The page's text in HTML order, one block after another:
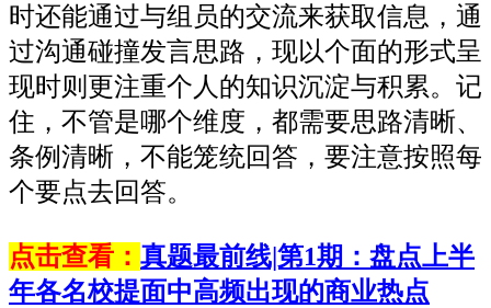
时还能通过与组员的交流来获取信息，通
过沟通碰撞发言思路，现以个面的形式呈
现时则更注重个人的知识沉淀与积累。记
住，不管是哪个维度，都需要思路清晰、
条例清晰，不能笼统回答，要注意按照每
个要点去回答。
点击查看： 真题最前线|第1期：盘点上半
年各名校提面中高频出现的商业热点